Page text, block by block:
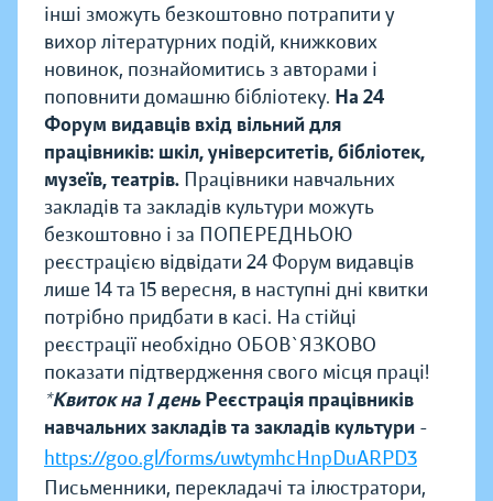
інші зможуть безкоштовно потрапити у
вихор літературних подій, книжкових
новинок, познайомитись з авторами і
поповнити домашню бібліотеку. На 24
Форум видавців вхід вільний для
працівників: шкіл, університетів, бібліотек,
музеїв, театрів. Працівники навчальних
закладів та закладів культури можуть
безкоштовно і за ПОПЕРЕДНЬОЮ
реєстрацією відвідати 24 Форум видавців
лише 14 та 15 вересня, в наступні дні квитки
потрібно придбати в касі. На стійці
реєстрації необхідно ОБОВ`ЯЗКОВО
показати підтвердження свого місця праці!
*Квиток на 1 деньРеєстрація працівників
навчальних закладів та закладів культури -
https://goo.gl/forms/uwtymhcHnpDuARPD3
Письменники, перекладачі та ілюстратори,